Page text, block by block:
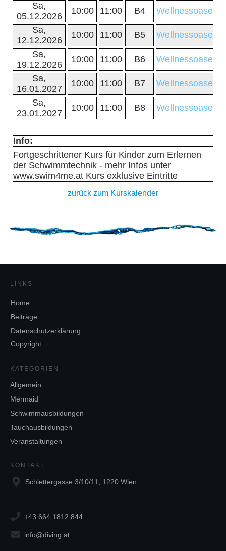
Sa,
05.12.2026
10:00 11:00 B4
Wellnessoase
Sa,
12.12.2026
10:00 11:00 B5
Wellnessoase
Sa,
19.12.2026
10:00 11:00 B6
Wellnessoase
Sa,
16.01.2027
10:00 11:00 B7
Wellnessoase
Sa,
23.01.2027
10:00 11:00 B8 Wellnessoase
Info:
Fortgeschrittener Kurs für Kinder zum Erlernen
der Schwimmtechnik - mehr Infos unter
www.swim4me.at Kurs exklusive Eintritte
zurück zum Kurskalender
LINKS
Home
Beiträge
Datenschutzerklärung
Copyright
KATEGORIEN
Allgemein
Mermaid
Schwimmausbildungen
Tauchausbildungen
Veranstaltungen
KONTAKT
Schlettergasse 3/10/11, 1220 Wien
+43 664 1812 844
info@diving.at